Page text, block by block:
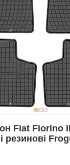
Fiat Fiorino
резинові